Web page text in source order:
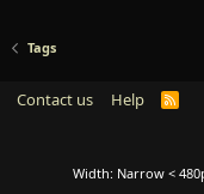
Tags
Contact us Help
R
Width